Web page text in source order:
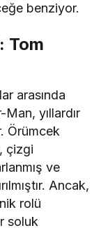
benziyor.
Tom
arasında
yıllardır
Örümcek
çizgi
ve
Ancak,
rolü
soluk